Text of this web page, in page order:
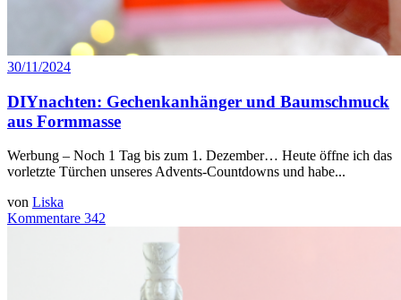
30/11/2024
DIYnachten: Gechenkanhänger und Baumschmuck
aus Formmasse
Werbung – Noch 1 Tag bis zum 1. Dezember… Heute öffne ich das
vorletzte Türchen unseres Advents-Countdowns und habe...
von Liska
Kommentare 342